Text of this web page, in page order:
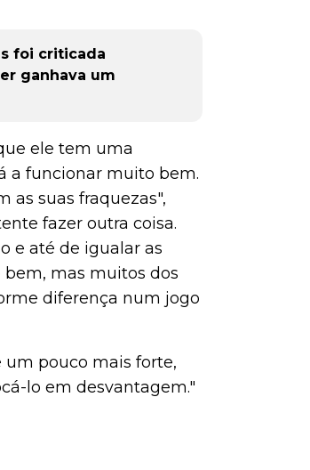
foi criticada
ganhava um
ele tem uma
a funcionar muito bem.
as suas fraquezas",
fazer outra coisa.
e até de igualar as
bem, mas muitos dos
diferença num jogo
um pouco mais forte,
lo em desvantagem."